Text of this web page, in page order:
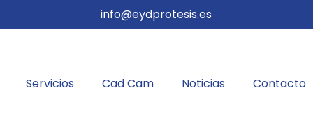
info@eydprotesis.es
Servicios Cad Cam Noticias Contacto